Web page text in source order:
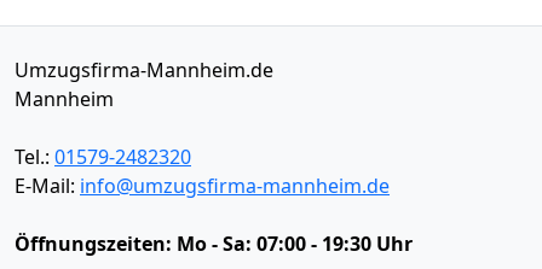
Umzugsfirma-Mannheim.de
Mannheim
Tel.: 01579-2482320
E-Mail: info@umzugsfirma-mannheim.de
Öffnungszeiten: Mo - Sa: 07:00 - 19:30 Uhr